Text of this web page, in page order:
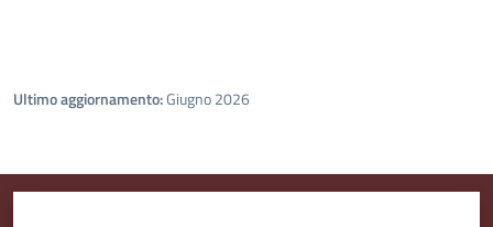
Ultimo aggiornamento:Giugno 2026